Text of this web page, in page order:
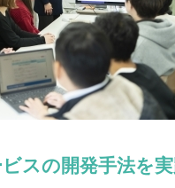
スの開発手法を実